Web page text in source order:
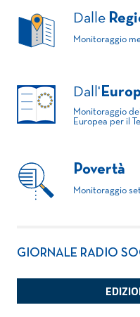
Dalle
Monitoraggio
Dall'
Monitoraggio
Europea per il
Povertà
Monitoraggio
GIORNALE RADIO